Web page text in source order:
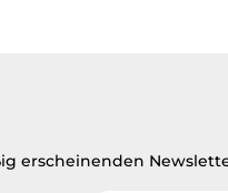
erscheinenden